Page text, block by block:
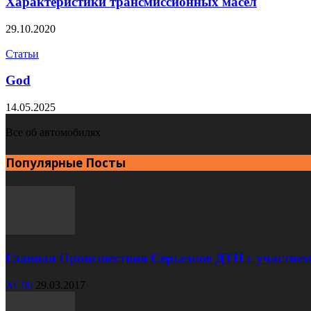
29.10.2020
Статьи
God
14.05.2025
Все об автомобилях
Популярные Посты
Главная Происшествия Серьезное ДТП с
XC90 29.03.2017